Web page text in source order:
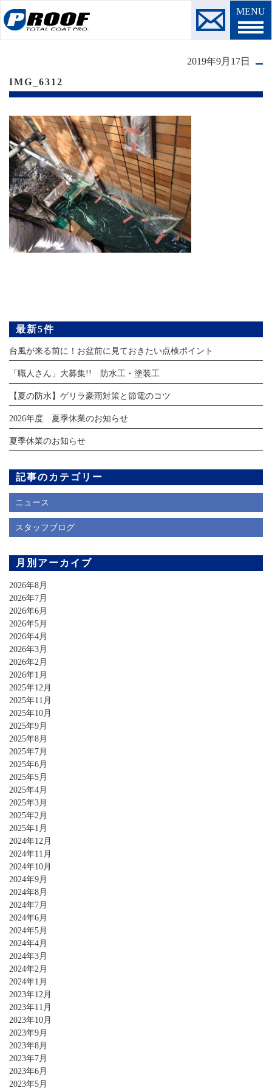
MENU
2019年9月17日
IMG_6312
最新5件
台風が来る前に！お盆前に見ておきたい点検ポイント
「職人さん」大募集!! 防水工・塗装工
【夏の防水】ゲリラ豪雨対策と節電のコツ
2026年度 夏季休業のお知らせ
夏季休業のお知らせ
記事のカテゴリー
ニュース
スタッフブログ
月別アーカイブ
2026年8月
2026年7月
2026年6月
2026年5月
2026年4月
2026年3月
2026年2月
2026年1月
2025年12月
2025年11月
2025年10月
2025年9月
2025年8月
2025年7月
2025年6月
2025年5月
2025年4月
2025年3月
2025年2月
2025年1月
2024年12月
2024年11月
2024年10月
2024年9月
2024年8月
2024年7月
2024年6月
2024年5月
2024年4月
2024年3月
2024年2月
2024年1月
2023年12月
2023年11月
2023年10月
2023年9月
2023年8月
2023年7月
2023年6月
2023年5月